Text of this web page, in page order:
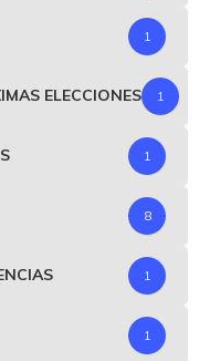
1
ELECCIONES 1
1
8
1
1